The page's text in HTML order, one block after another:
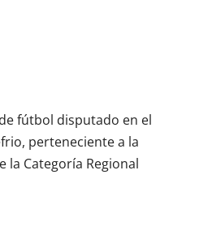
fútbol disputado en el
perteneciente a la
la Categoría Regional